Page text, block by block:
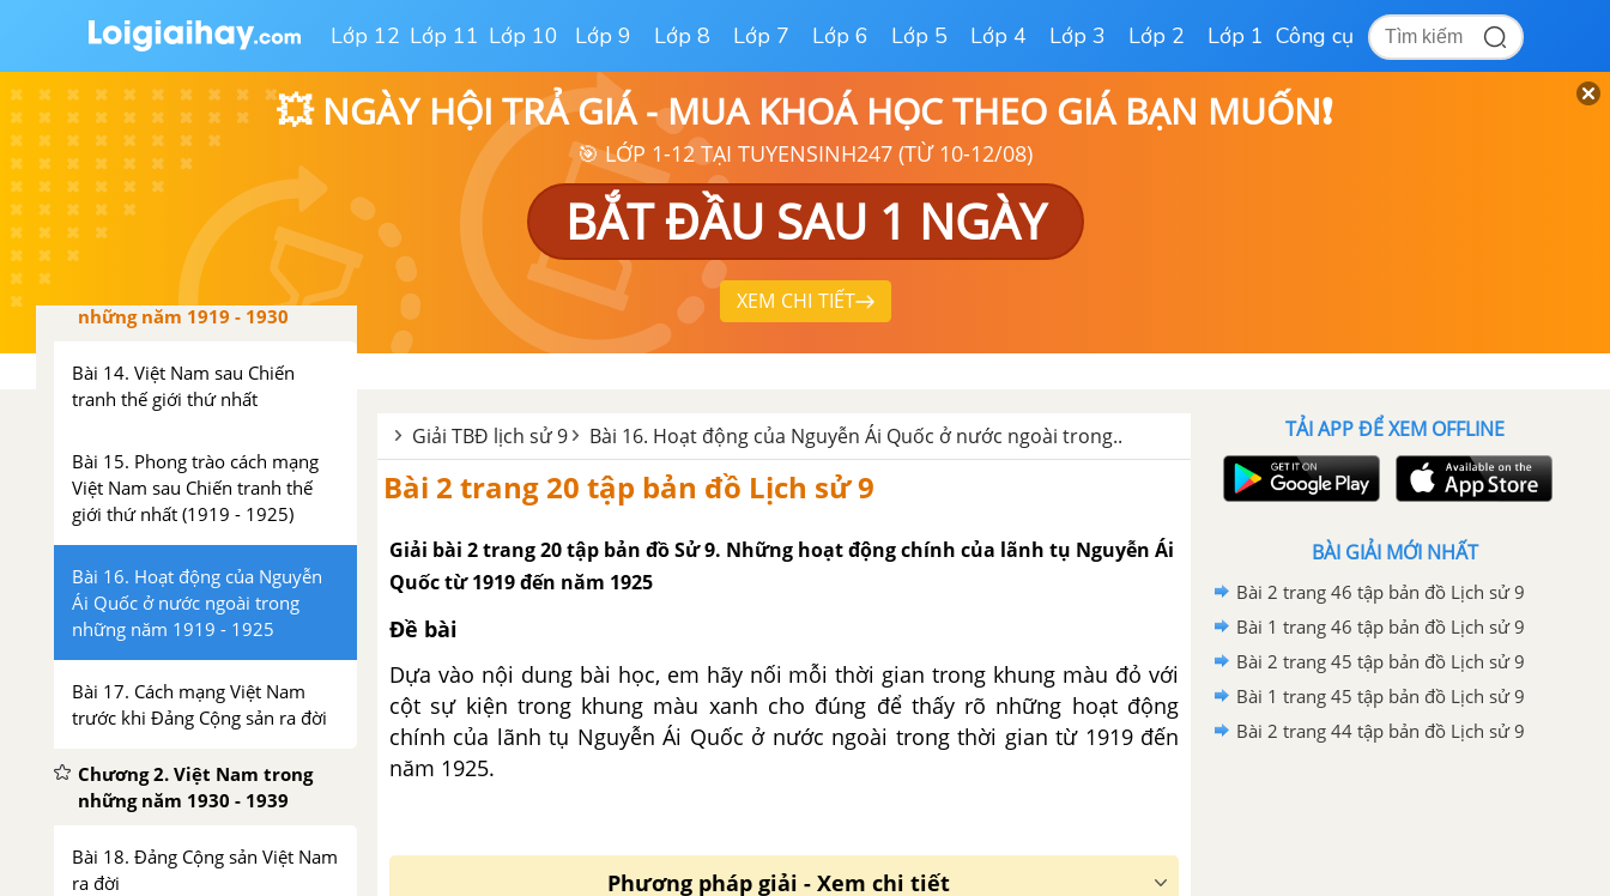
Lớp 12 Lớp 11 Lớp 10 Lớp 9 Lớp 8 Lớp 7 Lớp 6 Lớp 5 Lớp 4 Lớp 3 Lớp 2 Lớp 1 Công cụ
💥 NGÀY HỘI TRẢ GIÁ - MUA KHOÁ HỌC THEO GIÁ BẠN MUỐN❗
🎯 LỚP 1-12 TẠI TUYENSINH247 (TỪ 10-12/08)
BẮT ĐẦU SAU 1 NGÀY
XEM CHI TIẾT
từ năm 1945 đến nay
Bài 11. Trật tự thế giới mới sau
Chiến tranh thế giới thứ hai
Chương 1. Việt Nam trong
những năm 1919 - 1930
Bài 14. Việt Nam sau Chiến
tranh thế giới thứ nhất
Bài 15. Phong trào cách mạng
Việt Nam sau Chiến tranh thế
giới thứ nhất (1919 - 1925)
Bài 16. Hoạt động của Nguyễn
Ái Quốc ở nước ngoài trong
những năm 1919 - 1925
Bài 17. Cách mạng Việt Nam
trước khi Đảng Cộng sản ra đời
Chương 2. Việt Nam trong
những năm 1930 - 1939
Bài 18. Đảng Cộng sản Việt Nam
ra đời
Giải TBĐ lịch sử 9 Bài 16. Hoạt động của Nguyễn Ái Quốc ở nước ngoài trong..
Bài 2 trang 20 tập bản đồ Lịch sử 9
Giải bài 2 trang 20 tập bản đồ Sử 9. Những hoạt động chính của lãnh tụ Nguyễn Ái
Quốc từ 1919 đến năm 1925
Đề bài
Dựa vào nội dung bài học, em hãy nối mỗi thời gian trong khung màu đỏ với
cột sự kiện trong khung màu xanh cho đúng để thấy rõ những hoạt động
chính của lãnh tụ Nguyễn Ái Quốc ở nước ngoài trong thời gian từ 1919 đến
năm 1925.
Phương pháp giải - Xem chi tiết
TẢI APP ĐỂ XEM OFFLINE
BÀI GIẢI MỚI NHẤT
Bài 2 trang 46 tập bản đồ Lịch sử 9
Bài 1 trang 46 tập bản đồ Lịch sử 9
Bài 2 trang 45 tập bản đồ Lịch sử 9
Bài 1 trang 45 tập bản đồ Lịch sử 9
Bài 2 trang 44 tập bản đồ Lịch sử 9